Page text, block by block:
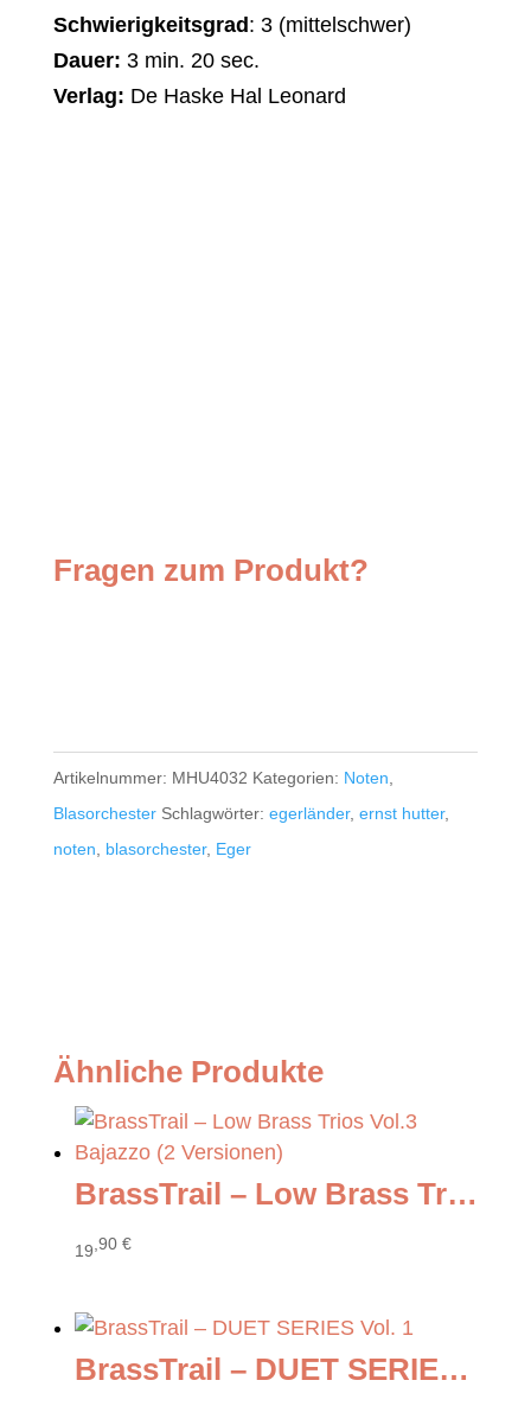
Schwierigkeitsgrad : 3 (mittelschwer)
Dauer: 3 min. 20 sec.
Verlag: De Haske Hal Leonard
Fragen zum Produkt?
Artikelnummer: MHU4032 Kategorien: Noten,
Blasorchester Schlagwörter: egerländer, ernst hutter,
noten, blasorchester, Eger
Ähnliche Produkte
BrassTrail – Low Brass Trios Vol.3 Bajazzo (2 Versionen)
19,90 €
BrassTrail – DUET SERIES Vol. 1